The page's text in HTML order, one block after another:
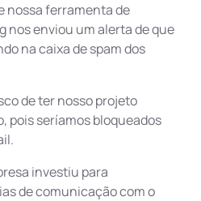
nossa ferramenta de
nos enviou um alerta de que
na caixa de spam dos
de ter nosso projeto
seríamos bloqueados
investiu para
de comunicação com o